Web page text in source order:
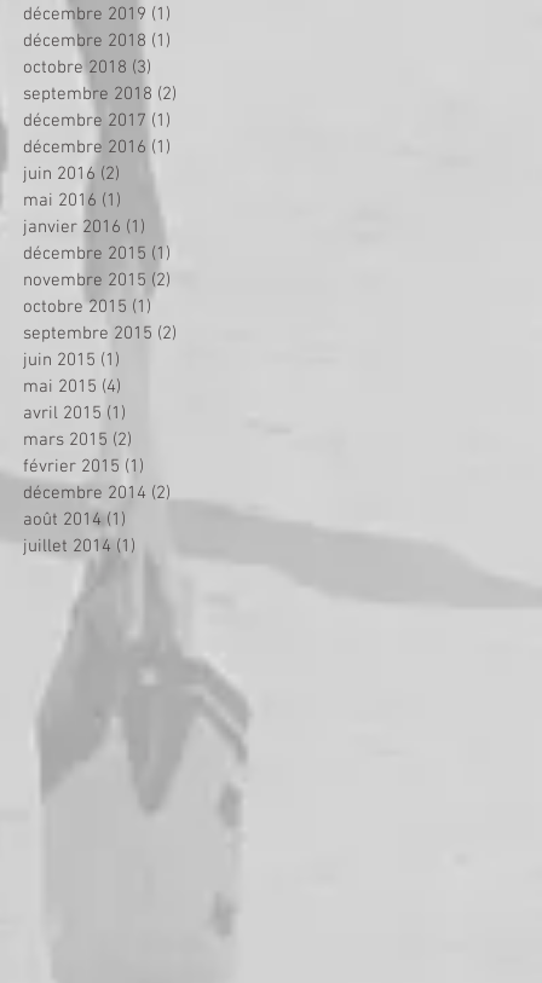
décembre 2019 (1)
décembre 2018 (1)
octobre 2018 (3)
septembre 2018 (2)
décembre 2017 (1)
décembre 2016 (1)
juin 2016 (2)
mai 2016 (1)
janvier 2016 (1)
décembre 2015 (1)
novembre 2015 (2)
octobre 2015 (1)
septembre 2015 (2)
juin 2015 (1)
mai 2015 (4)
avril 2015 (1)
mars 2015 (2)
février 2015 (1)
décembre 2014 (2)
août 2014 (1)
juillet 2014 (1)